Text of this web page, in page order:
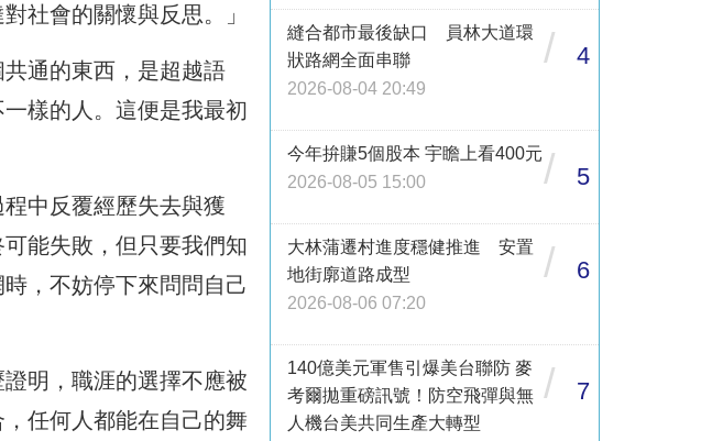
社會的關懷與反思。」
通的東西，是超越語
樣的人。這便是我最初
中反覆經歷失去與獲
能失敗，但只要我們知
，不妨停下來問問自己
明，職涯的選擇不應被
任何人都能在自己的舞
縫合都市最後缺口 員林大道環
狀路網全面串聯
2026-08-04 20:49
/ 4
今年拚賺5個股本 宇瞻上看400元
2026-08-05 15:00
/ 5
大林蒲遷村進度穩健推進 安置
地街廓道路成型
2026-08-06 07:20
/ 6
140億美元軍售引爆美台聯防 麥
考爾拋重磅訊號！防空飛彈與無
人機台美共同生產大轉型
/ 7